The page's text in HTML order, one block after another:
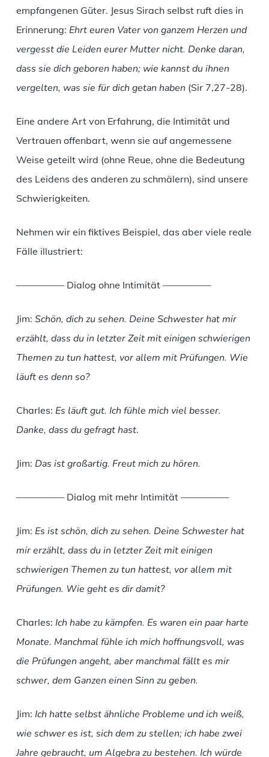
empfangenen Güter. Jesus Sirach selbst ruft dies in
Erinnerung: Ehrt euren Vater von ganzem Herzen und
vergesst die Leiden eurer Mutter nicht. Denke daran,
dass sie dich geboren haben; wie kannst du ihnen
vergelten, was sie für dich getan haben (Sir 7,27-28).
Eine andere Art von Erfahrung, die Intimität und
Vertrauen offenbart, wenn sie auf angemessene
Weise geteilt wird (ohne Reue, ohne die Bedeutung
des Leidens des anderen zu schmälern), sind unsere
Schwierigkeiten.
Nehmen wir ein fiktives Beispiel, das aber viele reale
Fälle illustriert:
————— Dialog ohne Intimität —————
Jim: Schön, dich zu sehen. Deine Schwester hat mir
erzählt, dass du in letzter Zeit mit einigen schwierigen
Themen zu tun hattest, vor allem mit Prüfungen. Wie
läuft es denn so?
Charles: Es läuft gut. Ich fühle mich viel besser.
Danke, dass du gefragt hast.
Jim: Das ist großartig. Freut mich zu hören.
————— Dialog mit mehr Intimität —————
Jim: Es ist schön, dich zu sehen. Deine Schwester hat
mir erzählt, dass du in letzter Zeit mit einigen
schwierigen Themen zu tun hattest, vor allem mit
Prüfungen. Wie geht es dir damit?
Charles: Ich habe zu kämpfen. Es waren ein paar harte
Monate. Manchmal fühle ich mich hoffnungsvoll, was
die Prüfungen angeht, aber manchmal fällt es mir
schwer, dem Ganzen einen Sinn zu geben.
Jim: Ich hatte selbst ähnliche Probleme und ich weiß,
wie schwer es ist, sich dem zu stellen; ich habe zwei
Jahre gebraucht, um Algebra zu bestehen. Ich würde